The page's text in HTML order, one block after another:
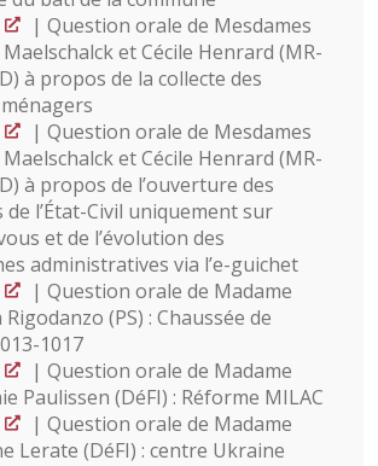
| Question orale de Mesdames
et Cécile Henrard (MR-
à propos de la collecte des
| Question orale de Mesdames
et Cécile Henrard (MR-
à propos de l’ouverture des
de l’État-Civil uniquement sur
et de l’évolution des
administratives via l’e-guichet
| Question orale de Madame
Rigodanzo (PS) : Chaussée de
1017
| Question orale de Madame
Paulissen (DéFI) : Réforme MILAC
| Question orale de Madame
Lerate (DéFI) : centre Ukraine